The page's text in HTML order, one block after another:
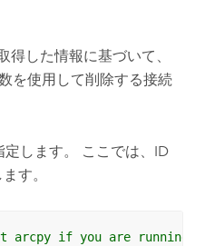
得した情報に基づいて、
を使用して削除する接続
します。 ここでは、ID
す。
arcpy if you are running